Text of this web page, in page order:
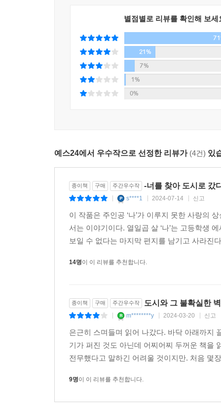
읽는 이’가 되어 생활한다. 애타게 그리던 소녀와
나는 그림자를 버렸다. (…) 문지기는 말했다. “막
대답을 얼버무렸다. 자신의 그림자를 잃고 말았
문지기는 말을 이었다. “지금껏 그림자가 자신한
(본문 48p)
나와 세계, 진실과 허구, 비밀과 공유, 분리와 결
수많은 경계를 직면하며, 그럼에도 계속 이어져야
세월이 흘러 ‘나’는 어느덧 중년이 된다. 오래
그곳에서 전임 관장 ‘고야스’, 사서 ‘소에다’, 노
감지한다. 단 하나의 분명한 진실과 현상을 갈구
선택을 하게 될까?
무엇이 현실이고, 무엇이 현실이 아닌가? 아니,
모른다, 라고 나는 생각한다. 아니, 틀림없이 존
작가 무라카미 하루키에게 뜻깊은 ‘완성’이자 새로
별점별로 리뷰를 확인해 보세
21%
7%
1%
0%
예스24에서 우수작으로 선정한 리뷰가 (4건) 있
종이책 구매 주간우수작 -너를 찾아 도시로 갔
s****1 2024-07-14 신고
이 작품은 주인공 ‘나’가 이루지 못한 사랑의
서는 이야기이다. 열일곱 살 ‘나’는 고등학생
보일 수 없다는 마지막 편지를 남기고 사라진
14명이 이 리뷰를 추천합니다.
종이책 구매 주간우수작 도시와 그 불확실한 벽
m********y 2024-03-20 신고
은근히 스며들며 읽어 나갔다. 바닥 아래까지
기가 퍼진 것도 아닌데 어찌어찌 두꺼운 책을
전무했다고 말하긴 어려울 것이지만. 처음 몇
9명이 이 리뷰를 추천합니다.